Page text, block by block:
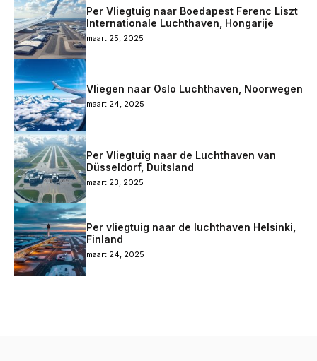
Per Vliegtuig naar Boedapest Ferenc Liszt
Internationale Luchthaven, Hongarije
maart 25, 2025
Vliegen naar Oslo Luchthaven, Noorwegen
maart 24, 2025
Per Vliegtuig naar de Luchthaven van
Düsseldorf, Duitsland
maart 23, 2025
Per vliegtuig naar de luchthaven Helsinki,
Finland
maart 24, 2025